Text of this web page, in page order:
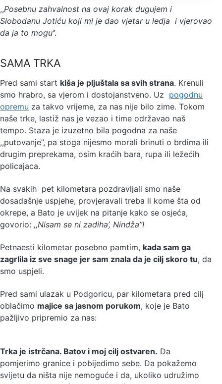
,,Posebnu zahvalnost na ovaj korak dugujem i
Slobodanu Jotiću koji mi je dao vjetar u ledja i vjerovao
da ja to mogu’’.
SAMA TRKA
Pred sami start kiša je pljuštala sa svih strana. Krenuli
smo hrabro, sa vjerom i dostojanstveno. Uz pogodnu
opremu za takvo vrijeme, za nas nije bilo zime. Tokom
naše trke, lastiž nas je vezao i time održavao naš
tempo. Staza je izuzetno bila pogodna za naše
,,putovanje’’, pa stoga nijesmo morali brinuti o brdima ili
drugim preprekama, osim kraćih bara, rupa ili ležećih
policajaca.
Na svakih pet kilometara pozdravljali smo naše
dosadašnje uspjehe, provjeravali treba li kome šta od
okrepe, a Bato je uvijek na pitanje kako se osjeća,
govorio: ,,Nisam se ni zadiha’, Nindža’’!
Petnaesti kilometar posebno pamtim, kada sam ga
zagrlila iz sve snage jer sam znala da je cilj skoro tu, da
smo uspjeli.
Pred sami ulazak u Podgoricu, par kilometara pred cilj
oblačimo majice sa jasnom porukom, koje je Bato
pažljivo pripremio za nas:
Trka je istrčana. Batov i moj cilj ostvaren. Da
pomjerimo granice i pobijedimo sebe. Da pokažemo
svijetu da ništa nije nemoguće i da, ukoliko udružimo